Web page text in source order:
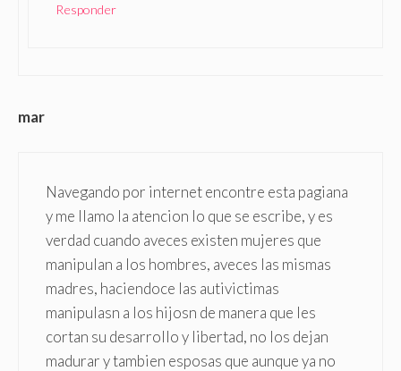
Responder
mar
Navegando por internet encontre esta pagiana
y me llamo la atencion lo que se escribe, y es
verdad cuando aveces existen mujeres que
manipulan a los hombres, aveces las mismas
madres, haciendoce las autivictimas
manipulasn a los hijosn de manera que les
cortan su desarrollo y libertad, no los dejan
madurar y tambien esposas que aunque ya no